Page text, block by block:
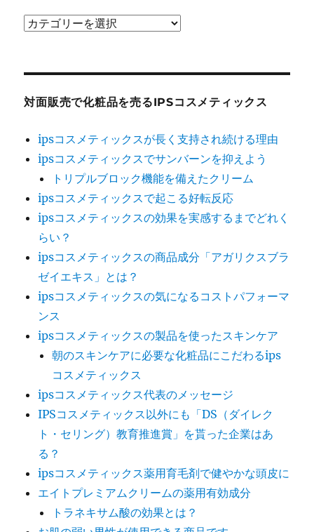
化
品
コ
化
容
乳
液
ど
が
る
IPS
コ
メ
ッ
ク
対面販売で化粧品を売るIPSコスメティックス
ipsコスメティックスが長く支持され続ける理由
ipsコスメティックスでサンバーンを抑えよう
トリプルブロック機能を備えたクリーム
ipsコスメティックスで起こる好転反応
ipsコスメティックスの効果を実感するまでどれく
らい？
ipsコスメティックスの商品成分「アガリクスブラ
ゼイエキス」とは？
ipsコスメティックスの気になるコストパフォーマ
ンス
ipsコスメティックスの製品を使ったスキンケア
朝のスキンケアに必要な化粧品にこだわるips
コスメティックス
ipsコスメティックス代表のメッセージ
IPSコスメティックス以外にも「DS（ダイレク
ト・セリング）教育推進賞」を貰った企業はあ
る？
ipsコスメティックス薬用育毛剤で健やかな頭皮に
エイトプレミアムクリームの薬用有効成分
トラネキサム酸の効果とは？